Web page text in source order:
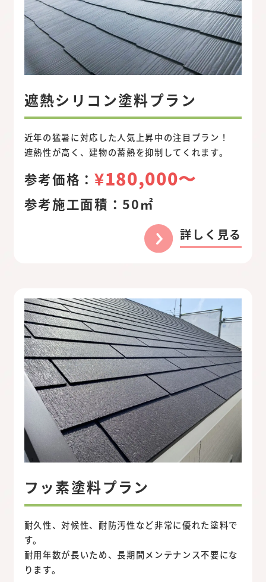
遮熱シリコン塗料プラン
近年の猛暑に対応した人気上昇中の注目プラン！
遮熱性が高く、建物の蓄熱を抑制してくれます。
参考価格： ¥180,000〜
参考施工面積：50㎡
詳しく見る
フッ素塗料プラン
耐久性、対候性、耐防汚性など非常に優れた塗料で
す。
耐用年数が長いため、長期間メンテナンス不要にな
ります。